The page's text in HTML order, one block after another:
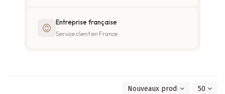
Entreprise française
Service client en France
Nouveaux produits en50